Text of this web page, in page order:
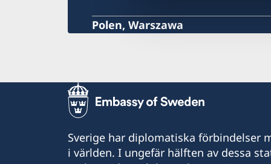
Polen, Warszawa
Sverige har diplomatiska förbindelser
i världen. I ungefär hälften av dessa